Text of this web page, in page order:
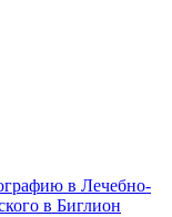
в Лечебно-
в Биглион